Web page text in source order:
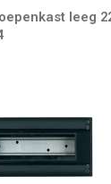
leeg